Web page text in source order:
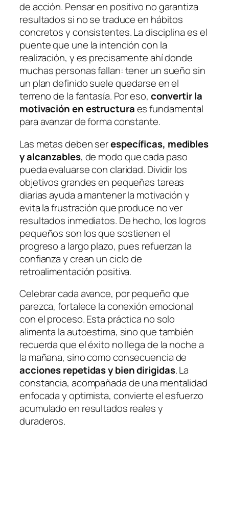
de acción. Pensar en positivo no garantiza
resultados si no se traduce en hábitos
concretos y consistentes. La disciplina es el
puente que une la intención con la
realización, y es precisamente ahí donde
muchas personas fallan: tener un sueño sin
un plan definido suele quedarse en el
terreno de la fantasía. Por eso, convertir la
motivación en estructuraes fundamental
para avanzar de forma constante.
Las metas deben serespecíficas, medibles
y alcanzables, de modo que cada paso
pueda evaluarse con claridad. Dividir los
objetivos grandes en pequeñas tareas
diarias ayuda a mantener la motivación y
evita la frustración que produce no ver
resultados inmediatos. De hecho, los logros
pequeños son los que sostienen el
progreso a largo plazo, pues refuerzan la
confianza y crean un ciclo de
retroalimentación positiva.
Celebrar cada avance, por pequeño que
parezca, fortalece la conexión emocional
con el proceso. Esta práctica no solo
alimenta la autoestima, sino que también
recuerda que el éxito no llega de la noche a
la mañana, sino como consecuencia de
acciones repetidas y bien dirigidas. La
constancia, acompañada de una mentalidad
enfocada y optimista, convierte el esfuerzo
acumulado en resultados reales y
duraderos.